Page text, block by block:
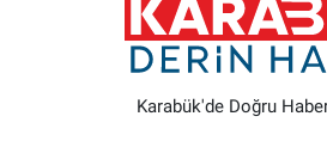
Karabük'de Doğru